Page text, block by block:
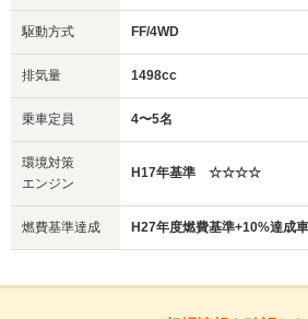
駆動方式 FF/4WD
排気量 1498cc
乗車定員 4〜5名
環境対策
エンジン
H17年基準 ☆☆☆☆
燃費基準達成 H27年度燃費基準+10%達成車